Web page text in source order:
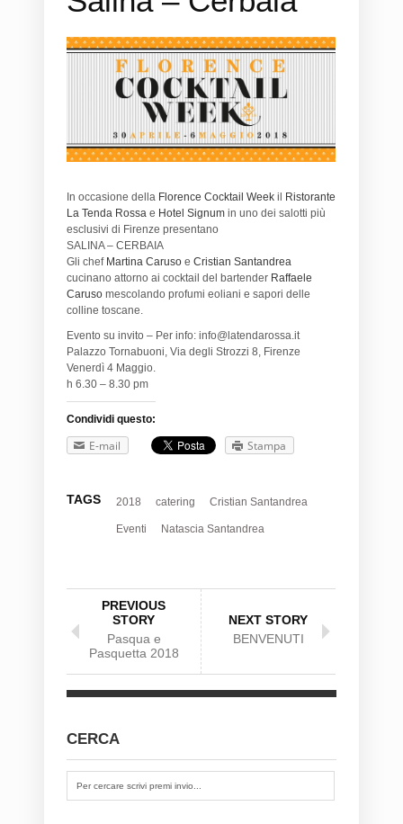
In occasione della Florence Cocktail Week il
Ristorante
La Tenda Rossa e Hotel Signum in uno dei salotti più
esclusivi di Firenze presentano
SALINA – CERBAIA
Gli chef Martina Caruso e Cristian Santandrea
cucinano attorno ai cocktail del bartender Raffaele
Caruso mescolando profumi eoliani e sapori delle
colline toscane.
Evento su invito – Per info: info@latendarossa.it
Palazzo Tornabuoni, Via degli Strozzi 8, Firenze
Venerdì 4 Maggio.
h 6.30 – 8.30 pm
Condividi questo:
E-mail Stampa
TAGS 2018 catering Cristian Santandrea
Eventi Natascia Santandrea
PREVIOUS
STORY
Pasqua e
Pasquetta 2018
NEXT STORY
BENVENUTI
CERCA